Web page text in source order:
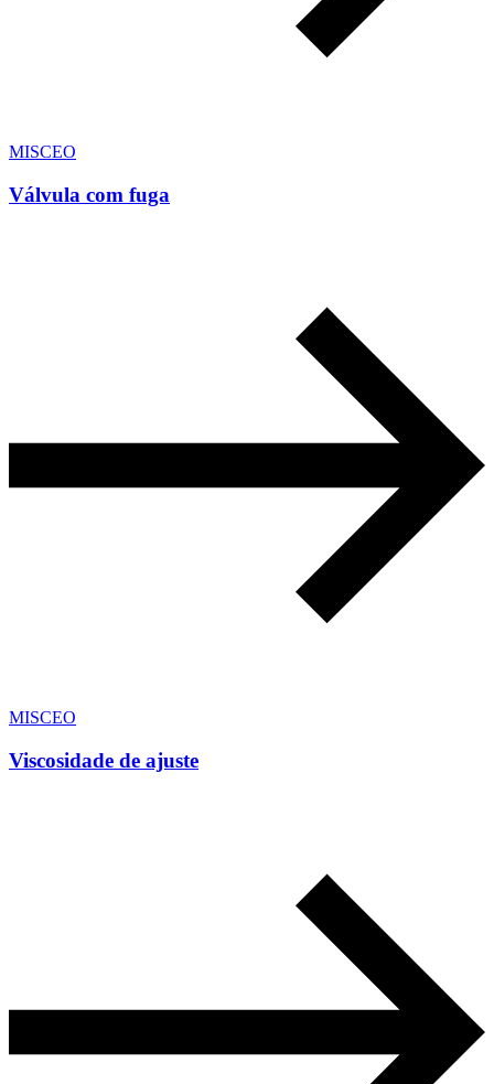
MISCEO
Válvula com fuga
MISCEO
Viscosidade de ajuste